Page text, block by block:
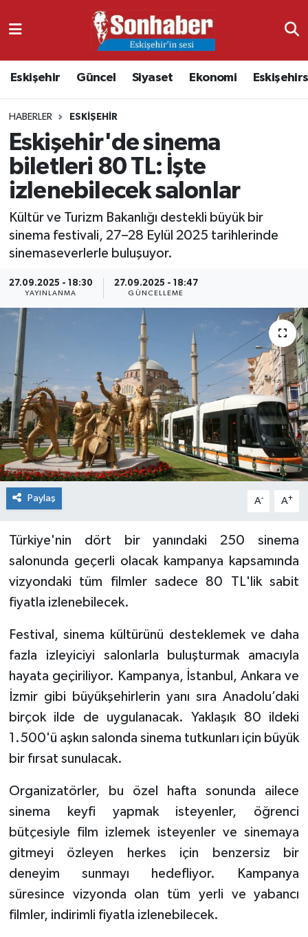
Eskişehir Güncel Siyaset Ekonomi
HABERLER ESKIŞEHIR
Eskişehir'de sinema
biletleri 80 TL: İşte
izlenebilecek salonlar
Kültür ve Turizm Bakanlığı destekli büyük bir
sinema festivali, 27–28 Eylül 2025 tarihlerinde
sinemaseverlerle buluşuyor.
27.09.2025 - 18:30
YAYINLANMA
27.09.2025 - 18:47
GÜNCELLEME
Paylaş A- A+
Türkiye'nin dört bir yanındaki 250 sinema
salonunda geçerli olacak kampanya kapsamında
vizyondaki tüm filmler sadece 80 TL'lik sabit
fiyatla izlenebilecek.
Festival, sinema kültürünü desteklemek ve daha
fazla izleyiciyi salonlarla buluşturmak amacıyla
hayata geçiriliyor. Kampanya, İstanbul, Ankara ve
İzmir gibi büyükşehirlerin yanı sıra Anadolu’daki
birçok ilde de uygulanacak. Yaklaşık 80 ildeki
1.500'ü aşkın salonda sinema tutkunları için büyük
bir fırsat sunulacak.
Organizatörler, bu özel hafta sonunda ailece
sinema keyfi yapmak isteyenler, öğrenci
bütçesiyle film izlemek isteyenler ve sinemaya
gitmeyi özleyen herkes için benzersiz bir
deneyim sunmayı hedefliyor. Kampanya
süresince vizyonda olan tüm yerli ve yabancı
filmler, indirimli fiyatla izlenebilecek.
Ekonomi
Güncel
Kültür & Sanat
Magazin
Sağlık
Nöbetçi Eczaneler
Namaz Vakitleri
Trafik Durumu
Süper Lig Puan Durumu ve Fikstür
Tüm Manşetler
Son Dakika Haberleri
Haber Arşivi